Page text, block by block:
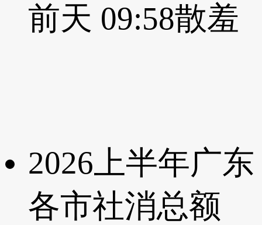
前天 09:58散羞
2026上半年广东
各市社消总额